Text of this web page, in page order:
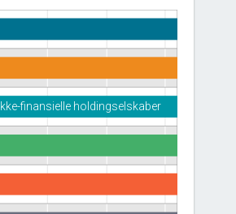
Ikke-finansielle holdingselskaber